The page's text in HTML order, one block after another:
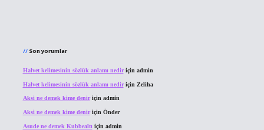
Son yorumlar
Halvet kelimesinin sözlük anlamı nediriçin admin
Halvet kelimesinin sözlük anlamı nediriçin Zeliha
Aksi ne demek kime deniriçin admin
Aksi ne demek kime deniriçin Önder
Asude ne demek Kubbealtı için admin